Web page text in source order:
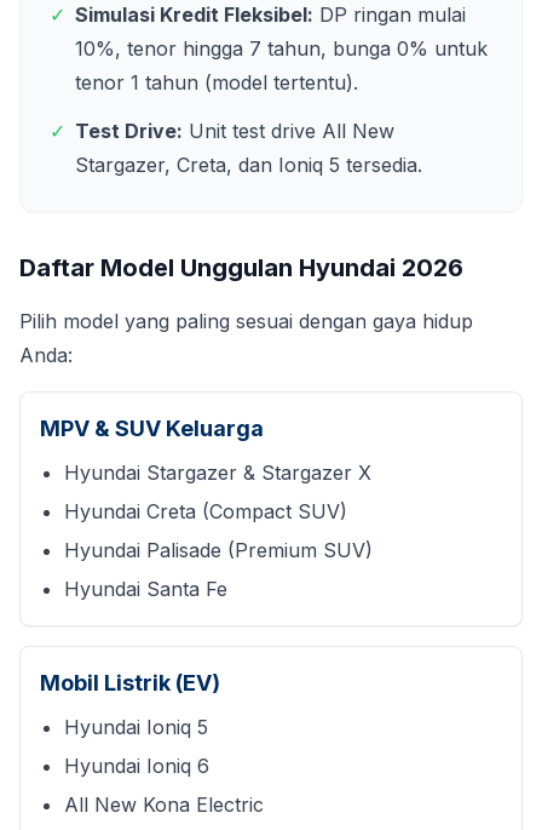
✓ Simulasi Kredit Fleksibel: DP ringan mulai
10%, tenor hingga 7 tahun, bunga 0% untuk
tenor 1 tahun (model tertentu).
✓ Test Drive: Unit test drive All New
Stargazer, Creta, dan Ioniq 5 tersedia.
Daftar Model Unggulan Hyundai 2026
Pilih model yang paling sesuai dengan gaya hidup
Anda:
MPV & SUV Keluarga
Hyundai Stargazer & Stargazer X
Hyundai Creta (Compact SUV)
Hyundai Palisade (Premium SUV)
Hyundai Santa Fe
Mobil Listrik (EV)
Hyundai Ioniq 5
Hyundai Ioniq 6
All New Kona Electric